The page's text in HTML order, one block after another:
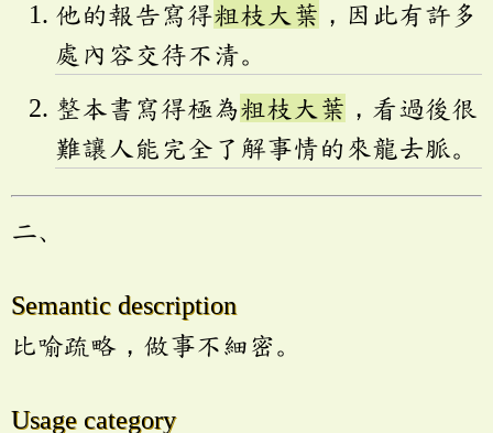
他的報告寫得粗枝大葉 ，因此有許多
處內容交待不清。
整本書寫得極為粗枝大葉 ，看過後很
難讓人能完全了解事情的來龍去脈。
二、
Semantic description
比喻疏略，做事不細密。
Usage category